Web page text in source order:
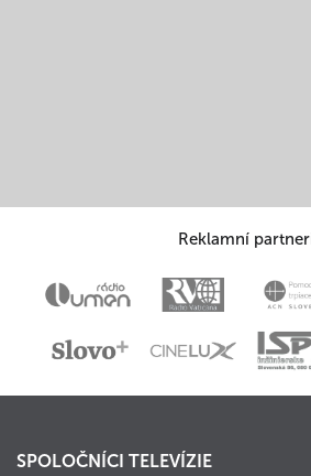
Reklamní
SPOLOČNÍCI TELEVÍZIE